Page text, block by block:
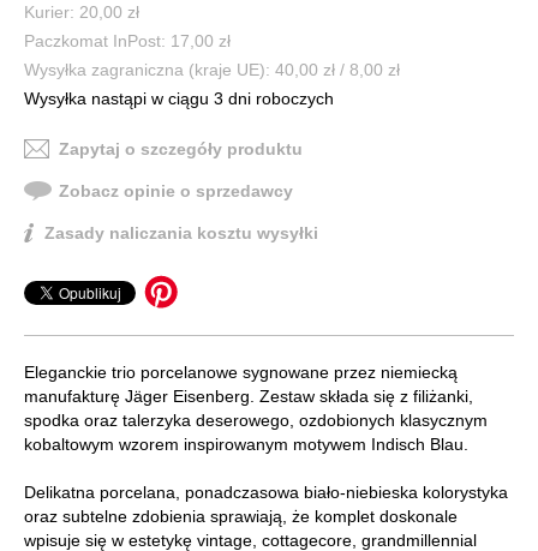
Kurier: 20,00 zł
Paczkomat InPost: 17,00 zł
Wysyłka zagraniczna (kraje UE): 40,00 zł / 8,00 zł
Wysyłka nastąpi w ciągu 3 dni roboczych
Zapytaj o szczegóły produktu
Zobacz opinie o sprzedawcy
Zasady naliczania kosztu wysyłki
Eleganckie trio porcelanowe sygnowane przez niemiecką
manufakturę Jäger Eisenberg. Zestaw składa się z filiżanki,
spodka oraz talerzyka deserowego, ozdobionych klasycznym
kobaltowym wzorem inspirowanym motywem Indisch Blau.
Delikatna porcelana, ponadczasowa biało-niebieska kolorystyka
oraz subtelne zdobienia sprawiają, że komplet doskonale
wpisuje się w estetykę vintage, cottagecore, grandmillennial